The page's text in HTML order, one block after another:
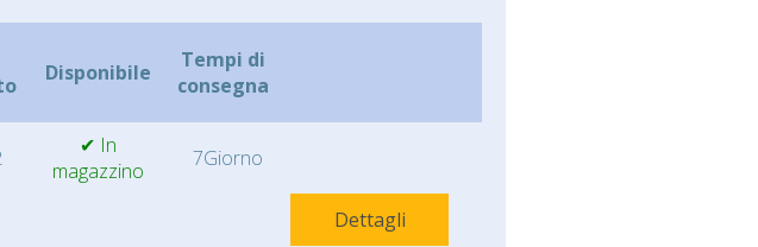
Disponibile
Tempi di
consegna
✔ In
magazzino
7Giorno
Dettagli